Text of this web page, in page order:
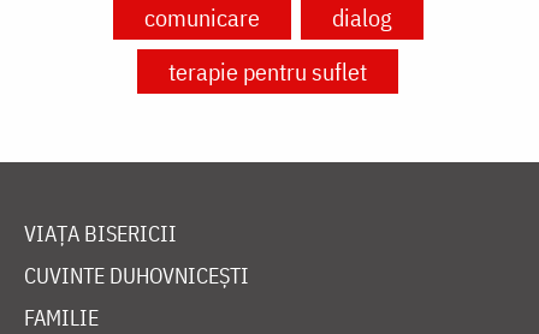
comunicare
dialog
terapie pentru suflet
VIAȚA BISERICII
CUVINTE DUHOVNICEȘTI
FAMILIE